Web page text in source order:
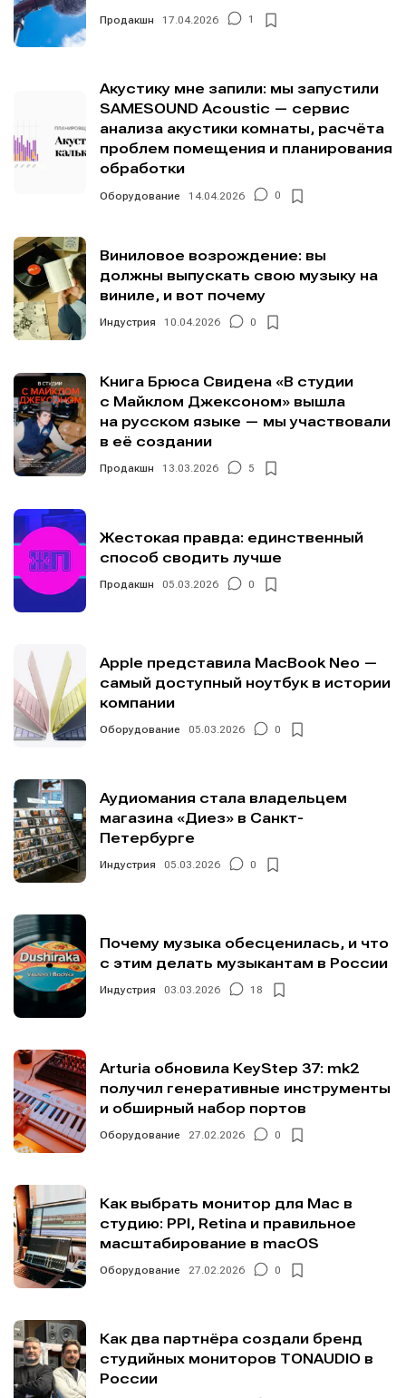
Продакшн 17.04.2026 1
Акустику мне запили: мы запустили
SAMESOUND Acoustic — сервис
анализа акустики комнаты, расчёта
проблем помещения и планирования
обработки
Оборудование 14.04.2026 0
Виниловое возрождение: вы
должны выпускать свою музыку на
виниле, и вот почему
Индустрия 10.04.2026 0
Книга Брюса Свидена «В студии
с Майклом Джексоном» вышла
на русском языке — мы участвовали
в её создании
Продакшн 13.03.2026 5
Жестокая правда: единственный
способ сводить лучше
Продакшн 05.03.2026 0
Apple представила MacBook Neo —
самый доступный ноутбук в истории
компании
Оборудование 05.03.2026 0
Аудиомания стала владельцем
магазина «Диез» в Санкт-
Петербурге
Индустрия 05.03.2026 0
Почему музыка обесценилась, и что
с этим делать музыкантам в России
Индустрия 03.03.2026 18
Arturia обновила KeyStep 37: mk2
получил генеративные инструменты
и обширный набор портов
Оборудование 27.02.2026 0
Как выбрать монитор для Mac в
студию: PPI, Retina и правильное
масштабирование в macOS
Оборудование 27.02.2026 0
Как два партнёра создали бренд
студийных мониторов TONAUDIO в
России